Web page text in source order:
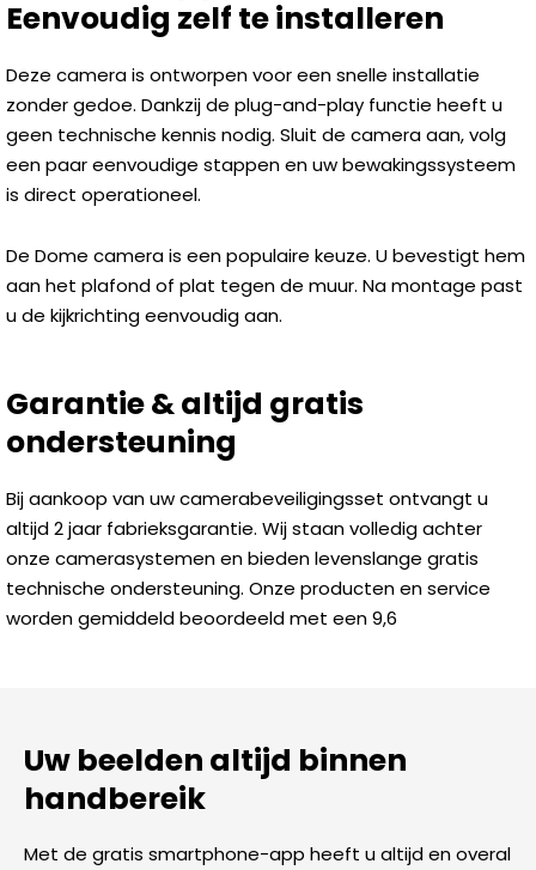
Eenvoudig zelf te installeren
Deze camera is ontworpen voor een snelle installatie
zonder gedoe. Dankzij de plug-and-play functie heeft u
geen technische kennis nodig. Sluit de camera aan, volg
een paar eenvoudige stappen en uw bewakingssysteem
is direct operationeel.
De Dome camera is een populaire keuze. U bevestigt hem
aan het plafond of plat tegen de muur. Na montage past
u de kijkrichting eenvoudig aan.
Garantie & altijd gratis
ondersteuning
Bij aankoop van uw camerabeveiligingsset ontvangt u
altijd 2 jaar fabrieksgarantie. Wij staan volledig achter
onze camerasystemen en bieden levenslange gratis
technische ondersteuning. Onze producten en service
worden gemiddeld beoordeeld met een 9,6
Uw beelden altijd binnen
handbereik
Met de gratis smartphone-app heeft u altijd en overal